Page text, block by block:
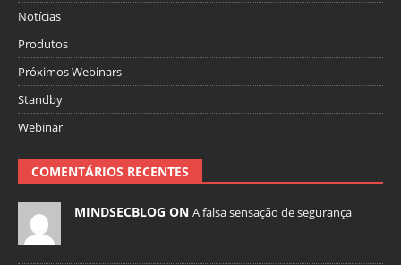
Notícias
Produtos
Próximos Webinars
Standby
Webinar
COMENTÁRIOS RECENTES
MINDSECBLOG ON A falsa sensação de segurança